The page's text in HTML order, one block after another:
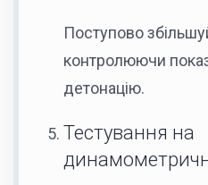
Поступово
контролюючи
детонацію.
Тестування на